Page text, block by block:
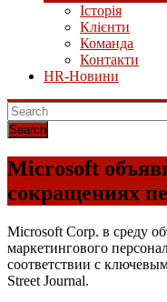
Історія
Клієнти
Команда
Контакти
HR-Новини
Microsoft
сокращениях
Microsoft Corp. в среду
маркетингового
соответствии с
Street Journal.